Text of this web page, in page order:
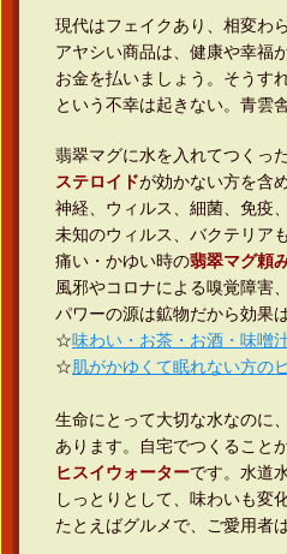
現代はフェイクあり、相変わ
アヤシい商品は、健康や幸福
お金を払いましょう。そう
という不幸は起きない。青雲
翡翠マグに水を入れてつくっ
ステロイドが効かない方を含
神経、ウィルス、細菌、免疫
未知のウィルス、バクテリア
痛い・かゆい時の翡翠マグ頼
風邪やコロナによる嗅覚障害
パワーの源は鉱物だから効果
☆味わい・お茶・お酒・味噌
☆肌がかゆくて眠れない方の
生命にとって大切な水なのに
あります。自宅でつくること
ヒスイウォーターです。水道
しっとりとして、味わいも変
たとえばグルメで、ご愛用者